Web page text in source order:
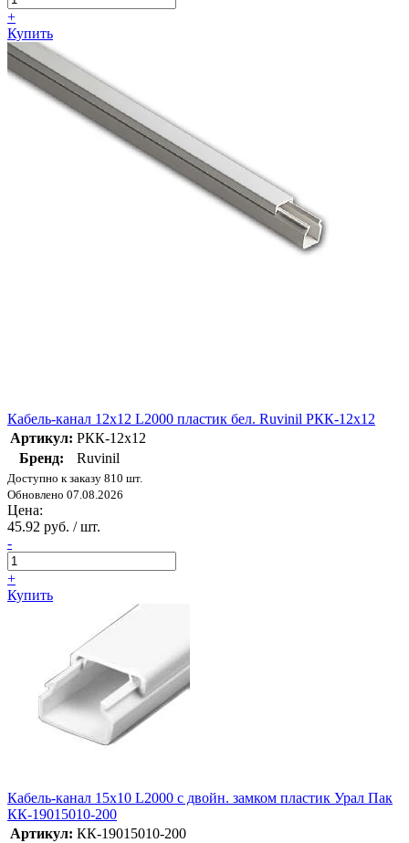
+
Купить
Кабель-канал 12х12 L2000 пластик бел. Ruvinil РКК-12х12
Артикул: РКК-12х12
Бренд:
Ruvinil
Доступно к заказу 810 шт.
Обновлено 07.08.2026
Цена:
45.92 руб. / шт.
-
+
Купить
Кабель-канал 15х10 L2000 с двойн. замком пластик Урал Пак
КК-19015010-200
Артикул: КК-19015010-200